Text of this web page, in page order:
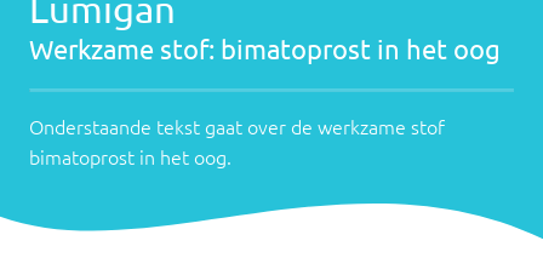
in
het
oog
over
de
werkzame
in
Werkzame stof: bimatoprost in het oog
Onderstaande tekst gaat over de werkzame stof
bimatoprost in het oog.